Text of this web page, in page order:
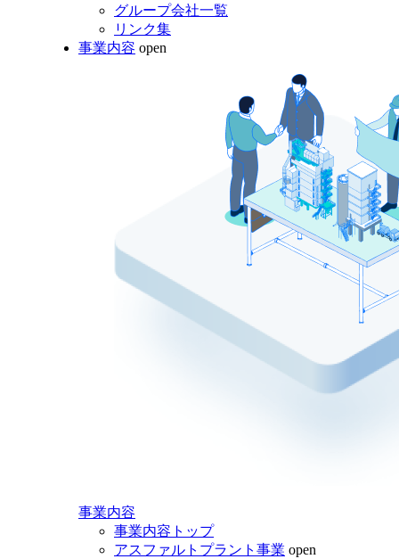
グループ会社一覧
リンク集
事業内容 open
事業内容
事業内容トップ
アスファルトプラント事業 open